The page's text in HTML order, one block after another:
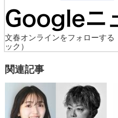
文春オンラインをフォローする
ック）
関連記事